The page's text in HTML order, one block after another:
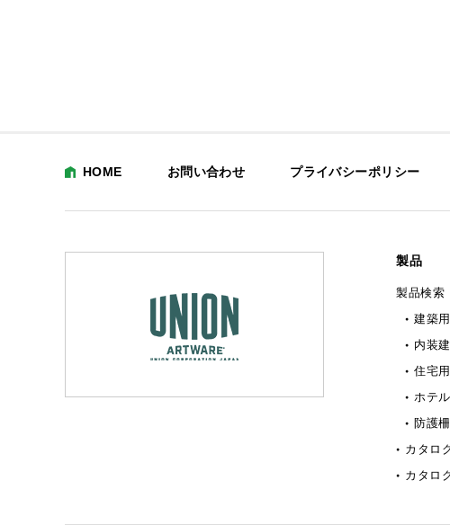
HOME お問い合わせ プライバシーポリシー
製品
製品検索
建築
内装
住宅
ホテ
防護
カタロ
カタロ